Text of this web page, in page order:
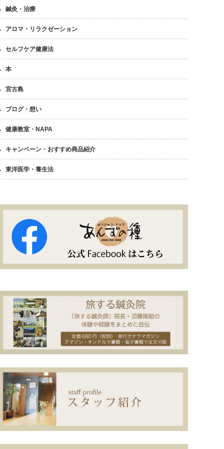
鍼灸・治療
アロマ・リラクゼーション
セルフケア健康法
本
宮古島
ブログ・想い
健康教室・NAPA
キャンペーン・おすすめ商品紹介
東洋医学・養生法